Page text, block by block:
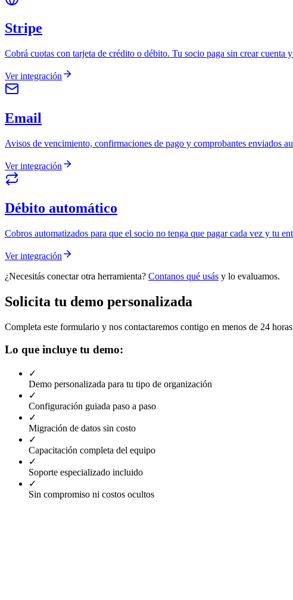
Stripe
Cobrá cuotas con tarjeta de crédito o débito. Tu socio paga sin crear cuenta
Ver integración
Email
Avisos de vencimiento, confirmaciones de pago y comprobantes enviados
Ver integración
Débito automático
Cobros automatizados para que el socio no tenga que pagar cada vez y tu
Ver integración
¿Necesitás conectar otra herramienta? Contanos qué usás y lo evaluamos.
Solicita tu demo personalizada
Completa este formulario y nos contactaremos contigo en menos de 24
Lo que incluye tu demo:
✓
Demo personalizada para tu tipo de organización
✓
Configuración guiada paso a paso
✓
Migración de datos sin costo
✓
Capacitación completa del equipo
✓
Soporte especializado incluido
✓
Sin compromiso ni costos ocultos